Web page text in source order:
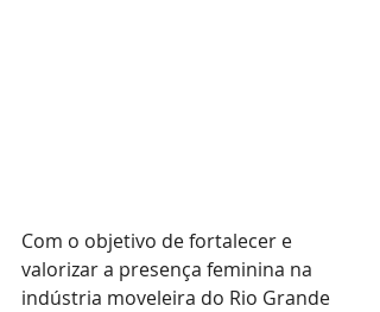
Com o objetivo de fortalecer e
valorizar a presença feminina na
indústria moveleira do Rio Grande